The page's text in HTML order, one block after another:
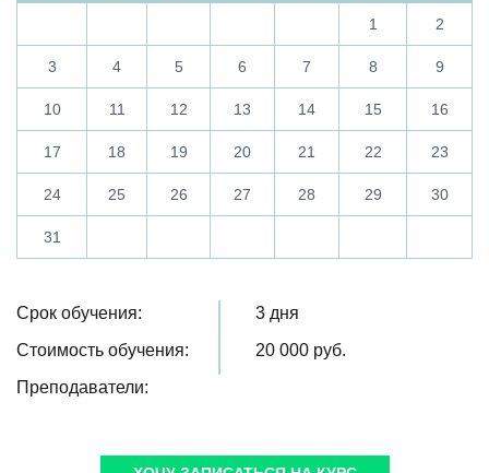
1 2
3 4 5 6 7 8 9
10 11 12 13 14 15 16
17 18 19 20 21 22 23
24 25 26 27 28 29 30
31
Срок обучения:
3 дня
Стоимость обучения:
20 000 руб.
Преподаватели: